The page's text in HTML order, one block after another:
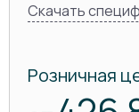
Скачать
Розничная